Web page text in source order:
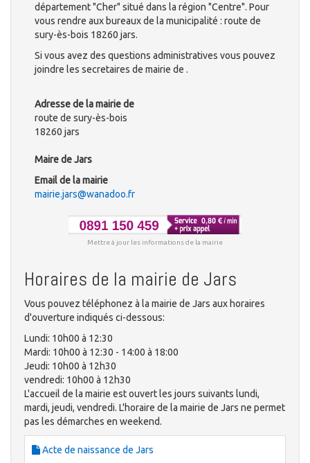
département "Cher" situé dans la région "Centre". Pour
vous rendre aux bureaux de la municipalité : route de
sury-ès-bois 18260 jars.
Si vous avez des questions administratives vous pouvez
joindre les secretaires de mairie de .
Adresse de la mairie de
route de sury-ès-bois
18260 jars
Maire de Jars
Email de la mairie
mairie.jars@wanadoo.fr
Mettre à jour les informations de la mairie
Horaires de la mairie de Jars
Vous pouvez téléphonez à la mairie de Jars aux horaires
d'ouverture indiqués ci-dessous:
Lundi: 10h00 à 12:30
Mardi: 10h00 à 12:30 - 14:00 à 18:00
Jeudi: 10h00 à 12h30
vendredi: 10h00 à 12h30
L'accueil de la mairie est ouvert les jours suivants lundi,
mardi, jeudi, vendredi. L'horaire de la mairie de Jars ne permet
pas les démarches en weekend.
Acte de naissance de Jars